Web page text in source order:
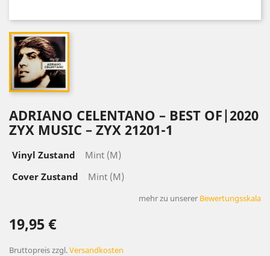
ADRIANO CELENTANO – BEST OF|2020
ZYX MUSIC – ZYX 21201-1
Vinyl Zustand
Mint (M)
Cover Zustand
Mint (M)
mehr zu unserer Bewertungsskala
19,95 €
Bruttopreiszzgl.Versandkosten